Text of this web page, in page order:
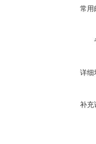
常用
详细
补充